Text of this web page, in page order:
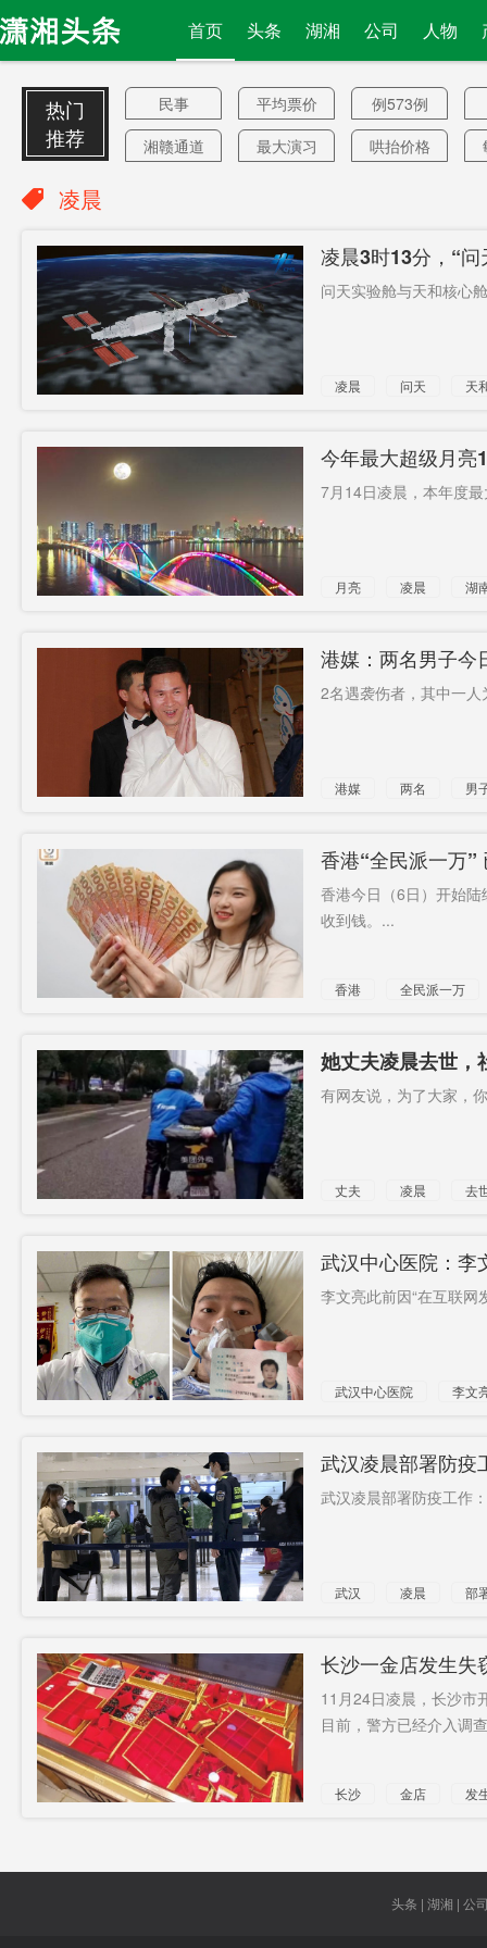
首页 头条 湖湘 公司 人物
热门
推荐
民事 平均票价
例573例
湘赣通道
最大演习 哄抬价格
速
代建
2790个
防范输入
性
打针 立讯精密
康复
春节假期
3月份
保险金
桃花源机
先不干了 珍宝
挪威首相
效忠声明
平伍高速
确诊病例
1016例
美国政治
派发
重审可能
本土品牌
鼓励离职
邓谦
凌晨
凌晨3时13分，“
问天实验舱与天和核心
凌晨 问天 天
今年最大超级月亮
7月14日凌晨，本年度
月亮 凌晨 湖
港媒：两名男子今
2名遇袭伤者，其中一
港媒 两名
男
香港“全民派一万”
香港今日（6日）开始
收到钱。...
香港 全民派一万
她丈夫凌晨去世，
有网友说，为了大家，
丈夫 凌晨 去
武汉中心医院：李
李文亮此前因“在互联网
武汉中心医院 李文
武汉凌晨部署防疫
武汉凌晨部署防疫工作
武汉 凌晨
部
长沙一金店发生失
11月24日凌晨，长沙市
目前，警方已经介入调
长沙 金店
发
头条 | 湖湘 | 公